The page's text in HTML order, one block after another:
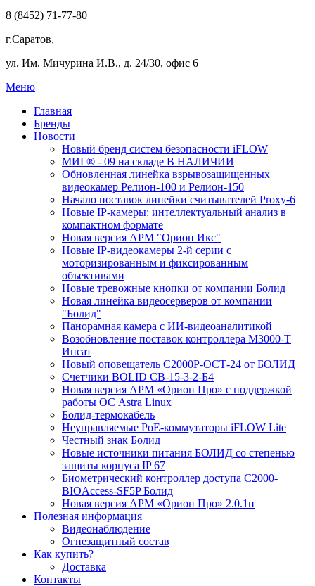
8 (8452) 71-77-80
г.Саратов,
ул. Им. Мичурина И.В., д. 24/30, офис 6
Меню
Главная
Бренды
Новости
Новый бренд систем безопасности iFLOW
МИГ® - 09 на складе В НАЛИЧИИ
Обновленная линейка взрывозащищенных
видеокамер Релион-100 и Релион-150
Начало поставок линейки считывателей Proxy-6
Новые IP-камеры: интеллектуальный анализ в
компактном формате
Новая версия АРМ "Орион Икс"
Новые IP-видеокамеры 2-й серии с
моторизированным и фиксированным
объективами
Новые тревожные кнопки от компании Болид
Новая линейка видеосерверов от компании
"Болид"
Панорамная камера с ИИ-видеоаналитикой
Возобновление поставок контроллера М3000-Т
Инсат
Новый оповещатель С2000Р-ОСТ-24 от БОЛИД
Счетчики BOLID СВ-15-3-2-Б4
Новая версия АРМ «Орион Про» с поддержкой
работы ОС Astra Linux
Болид-термокабель
Неуправляемые PoE-коммутаторы iFLOW Lite
Честный знак Болид
Новые источники питания БОЛИД со степенью
защиты корпуса IP 67
Биометрический контроллер доступа С2000-
BIOAccess-SF5P Болид
Новая версия АРМ «Орион Про» 2.0.1п
Полезная информация
Видеонаблюдение
Огнезащитный состав
Как купить?
Доставка
Контакты